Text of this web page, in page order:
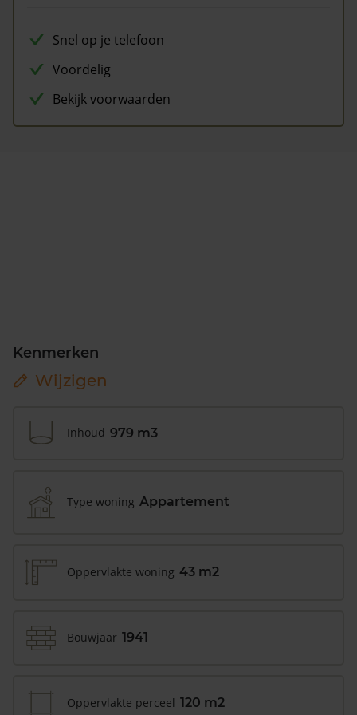
Snel op je telefoon
Voordelig
Bekijk voorwaarden
Kenmerken
Wijzigen
Inhoud 979 m3
Type woning Appartement
Oppervlakte woning 43 m2
Bouwjaar 1941
Oppervlakte perceel 120 m2